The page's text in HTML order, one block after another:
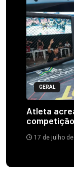
GERAL
Atleta
17 de julho